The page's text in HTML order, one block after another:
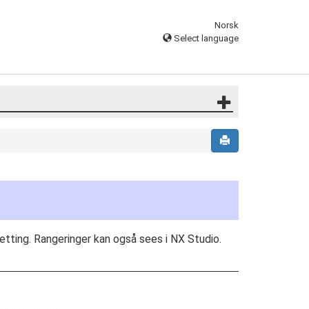
Norsk
Select language
Rangeringer kan også sees i NX Studio.